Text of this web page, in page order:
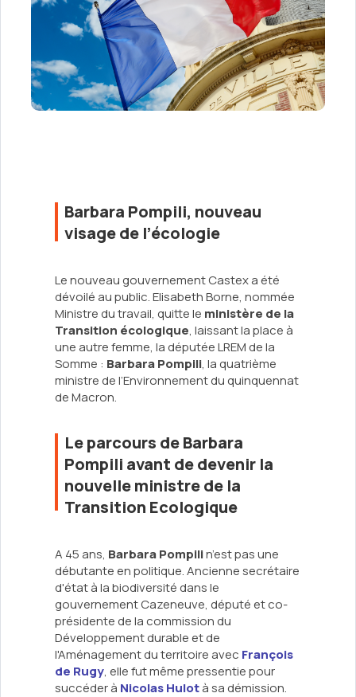
Barbara Pompili, nouveau
visage de l’écologie
Le nouveau gouvernement Castex a été
dévoilé au public. Elisabeth Borne, nommée
Ministre du travail, quitte le ministère de la
Transition écologique, laissant la place à
une autre femme, la députée LREM de la
Somme : Barbara Pompili, la quatrième
ministre de l’Environnement du quinquennat
de Macron.
Le parcours de Barbara
Pompili avant de devenir la
nouvelle ministre de la
Transition Ecologique
A 45 ans, Barbara Pompilin’est pas une
débutante en politique. Ancienne secrétaire
d'état à la biodiversité dans le
gouvernement Cazeneuve, député et co-
présidente de la commission du
Développement durable et de
l'Aménagement du territoire avec François
de Rugy, elle fut même pressentie pour
succéder à Nicolas Hulotà sa démission.